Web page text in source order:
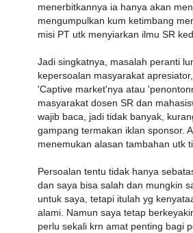
menerbitkannya ia hanya akan
mengumpulkan kum ketimbang
misi PT utk menyiarkan ilmu SR
Jadi singkatnya, masalah peranti
kepersoalan masyarakat
'Captive market'nya atau
masyarakat dosen SR dan
wajib baca, jadi tidak banyak,
gampang termakan iklan sponsor.
menemukan alasan tambahan utk
Persoalan tentu tidak hanya
dan saya bisa salah dan mungkin
untuk saya, tetapi itulah yg
alami. Namun saya tetap
perlu sekali krn amat penting bagi